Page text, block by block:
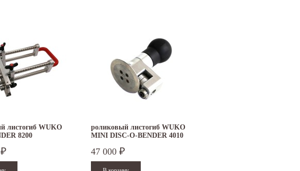
листогиб WUKO
8200
₽
роликовый листогиб WUKO
MINI DISC-O-BENDER 4010
47 000 ₽